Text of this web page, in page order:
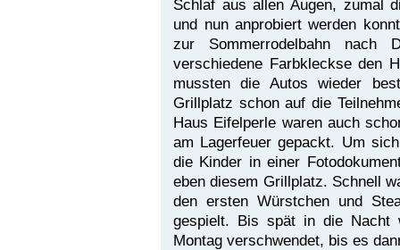
Schlaf aus allen Augen, zumal
und nun anprobiert werden
zur Sommerrodelbahn nach
verschiedene Farbkleckse den
mussten die Autos wieder
Grillplatz schon auf die
Haus Eifelperle waren auch
am Lagerfeuer gepackt. Um
die Kinder in einer
eben diesem Grillplatz. Schnell
den ersten Würstchen und
gespielt. Bis spät in die Nacht
Montag verschwendet, bis es